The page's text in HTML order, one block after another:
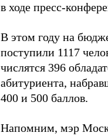
в ходе пресс-
В этом году на
поступили 1117
числятся 396
абитуриента,
400 и 500 баллов.
Напомним, мэр